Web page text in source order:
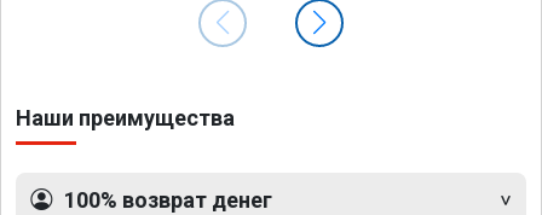
Наши преимущества
100% возврат денег